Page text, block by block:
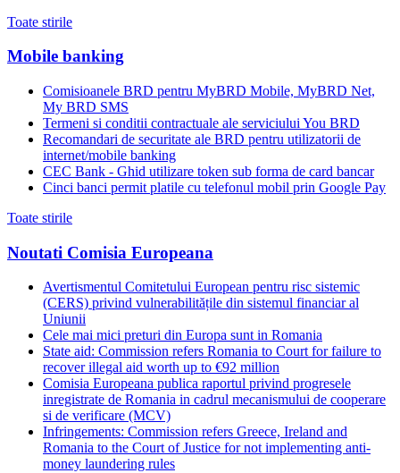
Toate stirile
Mobile banking
Comisioanele BRD pentru MyBRD Mobile, MyBRD Net,
My BRD SMS
Termeni si conditii contractuale ale serviciului You BRD
Recomandari de securitate ale BRD pentru utilizatorii de
internet/mobile banking
CEC Bank - Ghid utilizare token sub forma de card bancar
Cinci banci permit platile cu telefonul mobil prin Google Pay
Toate stirile
Noutati Comisia Europeana
Avertismentul Comitetului European pentru risc sistemic
(CERS) privind vulnerabilitățile din sistemul financiar al
Uniunii
Cele mai mici preturi din Europa sunt in Romania
State aid: Commission refers Romania to Court for failure to
recover illegal aid worth up to €92 million
Comisia Europeana publica raportul privind progresele
inregistrate de Romania in cadrul mecanismului de cooperare
si de verificare (MCV)
Infringements: Commission refers Greece, Ireland and
Romania to the Court of Justice for not implementing anti-
money laundering rules